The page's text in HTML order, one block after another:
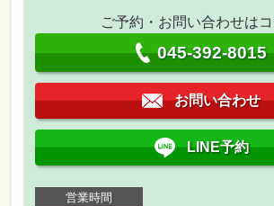
ご予約・お問い合わせは
045-392-8015
お問い合わせ
LINE予約
営業時間